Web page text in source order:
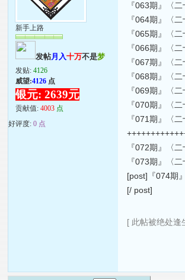
新手上路
发帖月入十万不是梦
发贴:4126
威望:4126 点
银元: 2639元
贡献值:4003 点
好评度:0 点
『063期』〈
『064期』〈
『065期』〈
『066期』〈
『067期』〈
『068期』〈
『069期』〈
『070期』〈
『071期』〈
『072期』〈
『073期』〈
[post]『074期
[/ post]
[ 此帖被绝处逢